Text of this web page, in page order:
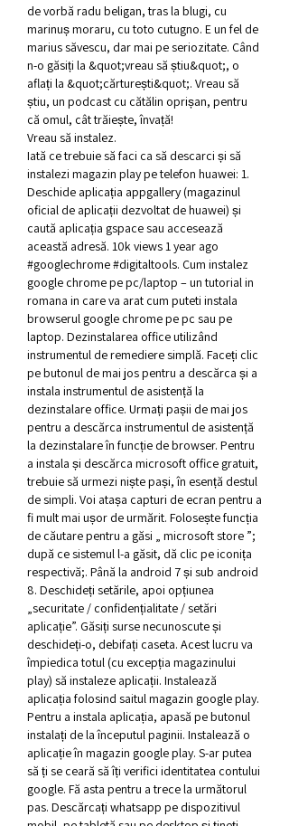
de vorbă radu beligan, tras la blugi, cu
marinuș moraru, cu toto cutugno. E un fel de
marius săvescu, dar mai pe seriozitate. Când
n-o găsiți la &quot;vreau să știu&quot;, o
aflați la &quot;cărturești&quot;. Vreau să
știu, un podcast cu cătălin oprișan, pentru
că omul, cât trăiește, învață!
Vreau să instalez.
Iată ce trebuie să faci ca să descarci și să
instalezi magazin play pe telefon huawei: 1.
Deschide aplicația appgallery (magazinul
oficial de aplicații dezvoltat de huawei) și
caută aplicația gspace sau accesează
această adresă. 10k views 1 year ago
#googlechrome #digitaltools. Cum instalez
google chrome pe pc/laptop – un tutorial in
romana in care va arat cum puteti instala
browserul google chrome pe pc sau pe
laptop. Dezinstalarea office utilizând
instrumentul de remediere simplă. Faceți clic
pe butonul de mai jos pentru a descărca și a
instala instrumentul de asistență la
dezinstalare office. Urmați pașii de mai jos
pentru a descărca instrumentul de asistență
la dezinstalare în funcție de browser. Pentru
a instala și descărca microsoft office gratuit,
trebuie să urmezi niște pași, în esență destul
de simpli. Voi atașa capturi de ecran pentru a
fi mult mai ușor de urmărit. Folosește funcția
de căutare pentru a găsi „ microsoft store ”;
după ce sistemul l-a găsit, dă clic pe iconița
respectivă;. Până la android 7 și sub android
8. Deschideți setările, apoi opțiunea
„securitate / confidențialitate / setări
aplicație”. Găsiți surse necunoscute și
deschideți-o, debifați caseta. Acest lucru va
împiedica totul (cu excepția magazinului
play) să instaleze aplicații. Instalează
aplicația folosind saitul magazin google play.
Pentru a instala aplicația, apasă pe butonul
instalați de la începutul paginii. Instalează o
aplicație în magazin google play. S-ar putea
să ți se ceară să îți verifici identitatea contului
google. Fă asta pentru a trece la următorul
pas. Descărcați whatsapp pe dispozitivul